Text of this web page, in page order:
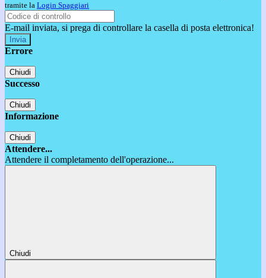
tramite la Login Spaggiari
E-mail inviata, si prega di controllare la casella di posta elettronica!
Errore
Chiudi
Successo
Chiudi
Informazione
Chiudi
Attendere...
Attendere il completamento dell'operazione...
Chiudi